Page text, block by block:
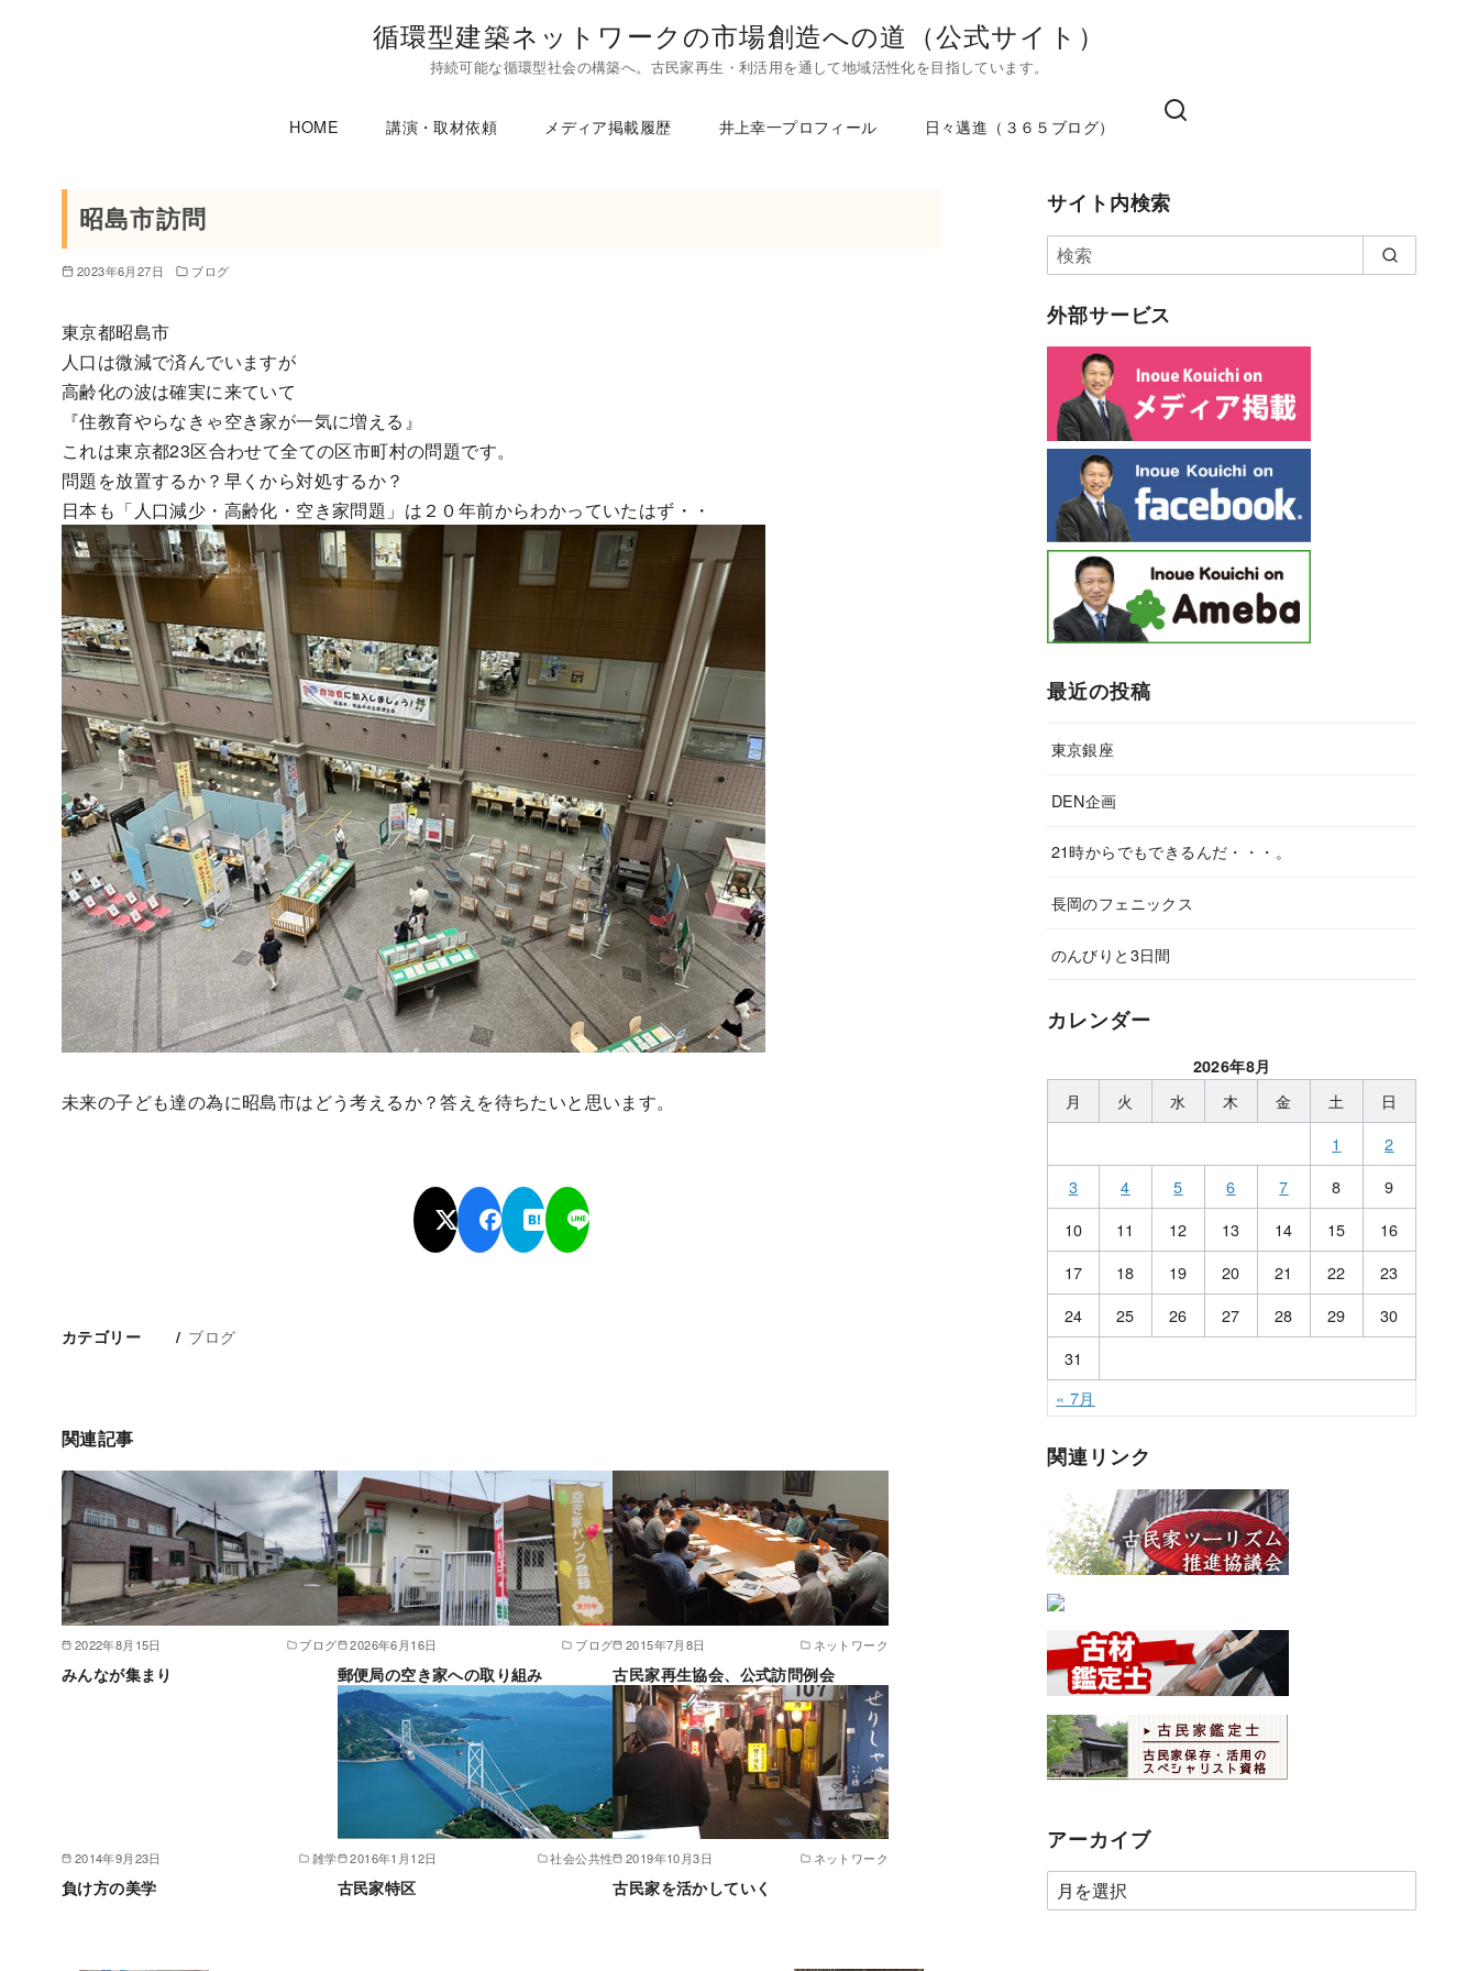
循環型建築ネットワークの市場創造への道（公式サイト）
持続可能な循環型社会の構築へ。古民家再生・利活用を通して地域活性化を目指しています。
HOME 講演・取材依頼 メディア掲載履歴 井上幸一プロフィール 日々邁進（３６５ブログ）
昭島市訪問
2023年6月27日 ブログ
東京都昭島市
人口は微減で済んでいますが
高齢化の波は確実に来ていて
『住教育やらなきゃ空き家が一気に増える』
これは東京都23区合わせて全ての区市町村の問題です。
問題を放置するか？早くから対処するか？
日本も「人口減少・高齢化・空き家問題」は２０年前からわかっていたはず・・
未来の子ども達の為に昭島市はどう考えるか？答えを待ちたいと思います。
カテゴリー ブログ
関連記事
2022年8月15日 ブログ
みんなが集まり
2026年6月16日 ブログ
郵便局の空き家への取り組み
2015年7月8日 ネットワーク
古民家再生協会、公式訪問例会
2014年9月23日 雑学
負け方の美学
2016年1月12日 社会公共性
古民家特区
2019年10月3日 ネットワーク
古民家を活かしていく
サイト内検索
外部サービス
最近の投稿
東京銀座
DEN企画
21時からでもできるんだ・・・。
長岡のフェニックス
のんびりと3日間
カレンダー
2026年8月
月 火 水 木 金 土
日
1
2
3
4 5 6 7 8
9
10
11 12 13 14 15
16
17
18 19 20 21 22
23
24
25 26 27 28 29
30
31
« 7月
関連リンク
アーカイブ
ア
ー